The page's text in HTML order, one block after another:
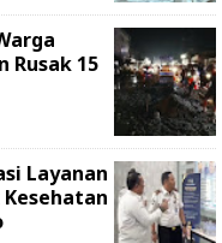
Rusak 15
Layanan